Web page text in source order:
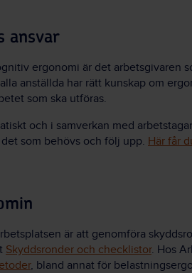
ansvar
ergonomi är det arbetsgivaren
anställda har rätt kunskap om
som ska utföras.
och i samverkan med
som behövs och följ upp. Här får
är att genomföra
Skyddsronder och checklistor. Hos
, bland annat för